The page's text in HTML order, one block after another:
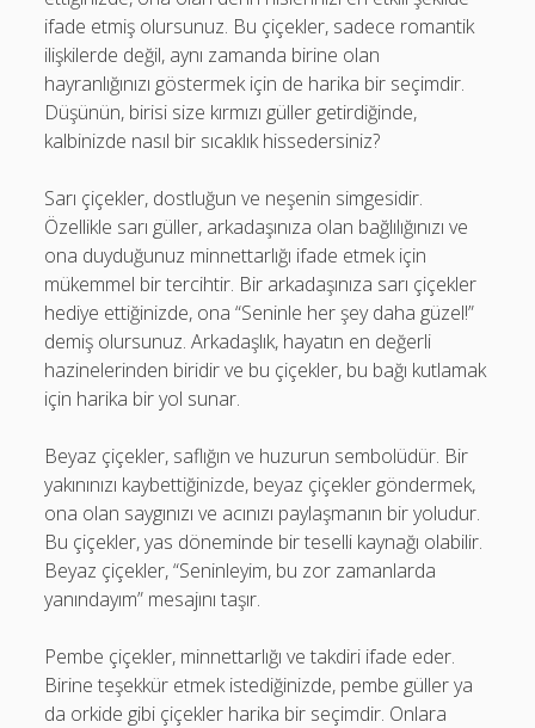
ifade etmiş olursunuz. Bu çiçekler, sadece romantik
ilişkilerde değil, aynı zamanda birine olan
hayranlığınızı göstermek için de harika bir seçimdir.
Düşünün, birisi size kırmızı güller getirdiğinde,
kalbinizde nasıl bir sıcaklık hissedersiniz?
Sarı çiçekler, dostluğun ve neşenin simgesidir.
Özellikle sarı güller, arkadaşınıza olan bağlılığınızı ve
ona duyduğunuz minnettarlığı ifade etmek için
mükemmel bir tercihtir. Bir arkadaşınıza sarı çiçekler
hediye ettiğinizde, ona “Seninle her şey daha güzel!”
demiş olursunuz. Arkadaşlık, hayatın en değerli
hazinelerinden biridir ve bu çiçekler, bu bağı kutlamak
için harika bir yol sunar.
Beyaz çiçekler, saflığın ve huzurun sembolüdür. Bir
yakınınızı kaybettiğinizde, beyaz çiçekler göndermek,
ona olan saygınızı ve acınızı paylaşmanın bir yoludur.
Bu çiçekler, yas döneminde bir teselli kaynağı olabilir.
Beyaz çiçekler, “Seninleyim, bu zor zamanlarda
yanındayım” mesajını taşır.
Pembe çiçekler, minnettarlığı ve takdiri ifade eder.
Birine teşekkür etmek istediğinizde, pembe güller ya
da orkide gibi çiçekler harika bir seçimdir. Onlara